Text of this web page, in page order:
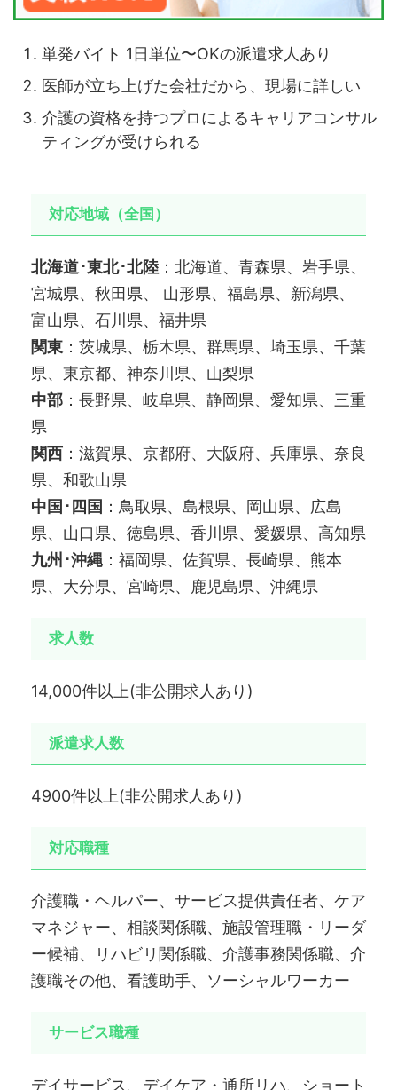
単発バイト 1日単位〜OKの派遣求人あり
医師が立ち上げた会社だから、現場に詳しい
介護の資格を持つプロによるキャリアコンサル
ティングが受けられる
対応地域（全国）
北海道･東北･北陸 ：北海道、青森県、岩手県、
宮城県、秋田県、 山形県、福島県、新潟県、
富山県、石川県、福井県
関東 ：茨城県、栃木県、群馬県、埼玉県、千葉
県、東京都、神奈川県、山梨県
中部 ：長野県、岐阜県、静岡県、愛知県、三重
県
関西 ：滋賀県、京都府、大阪府、兵庫県、奈良
県、和歌山県
中国･四国 ：鳥取県、島根県、岡山県、広島
県、山口県、徳島県、香川県、愛媛県、高知県
九州･沖縄 ：福岡県、佐賀県、長崎県、熊本
県、大分県、宮崎県、鹿児島県、沖縄県
求人数
14,000件以上(非公開求人あり)
派遣求人数
4900件以上(非公開求人あり)
対応職種
介護職・ヘルパー、サービス提供責任者、ケア
マネジャー、相談関係職、施設管理職・リーダ
ー候補、リハビリ関係職、介護事務関係職、介
護職その他、看護助手、ソーシャルワーカー
サービス職種
デイサービス、デイケア・通所リハ、ショート